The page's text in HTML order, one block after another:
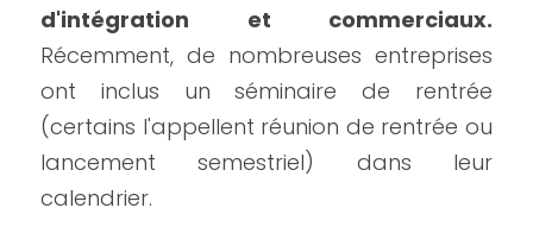
d'intégration et commerciaux.
Récemment, de nombreuses entreprises
ont inclus un séminaire de rentrée
(certains l'appellent réunion de rentrée ou
lancement semestriel) dans leur
calendrier.